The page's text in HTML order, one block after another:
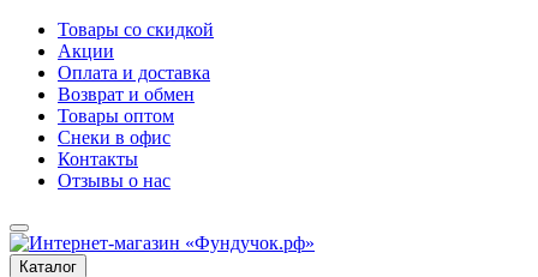
Товары со скидкой
Акции
Оплата и доставка
Возврат и обмен
Товары оптом
Снеки в офис
Контакты
Отзывы о нас
Каталог